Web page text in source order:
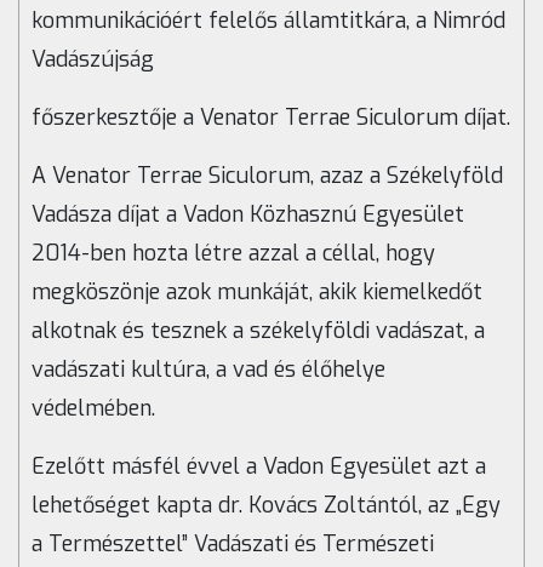
kommunikációért felelős államtitkára, a Nimród
Vadászújság
főszerkesztője a Venator Terrae Siculorum díjat.
A Venator Terrae Siculorum, azaz a Székelyföld
Vadásza díjat a Vadon Közhasznú Egyesület
2014-ben hozta létre azzal a céllal, hogy
megköszönje azok munkáját, akik kiemelkedőt
alkotnak és tesznek a székelyföldi vadászat, a
vadászati kultúra, a vad és élőhelye
védelmében.
Ezelőtt másfél évvel a Vadon Egyesület azt a
lehetőséget kapta dr. Kovács Zoltántól, az „Egy
a Természettel” Vadászati és Természeti